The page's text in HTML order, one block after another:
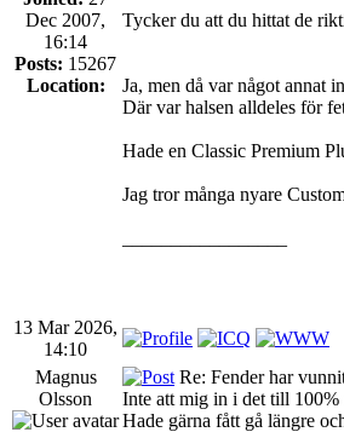
Dec 2007,
16:14
Posts: 15267
Location:
Tycker du att du hittat de
Ja, men då var något annat
Där var halsen alldeles för
Hade en Classic Premium
Jag tror många nyare
13 Mar 2026,
14:10
Magnus
Olsson
Re: Fender har
Inte att mig in i det till 100%
Hade gärna fått gå längre